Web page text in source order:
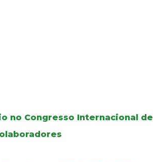
no Congresso Internacional